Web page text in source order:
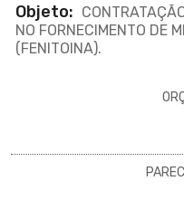
Objeto:
NO FORNECIMENTO DE
(FENITOINA).